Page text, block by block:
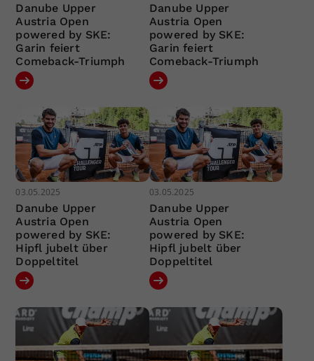
Danube Upper
Austria Open
powered by SKE:
Garin feiert
Comeback-Triumph
Danube Upper
Austria Open
powered by SKE:
Garin feiert
Comeback-Triumph
03.05.2025
Danube Upper
Austria Open
powered by SKE:
Hipfl jubelt über
Doppeltitel
03.05.2025
Danube Upper
Austria Open
powered by SKE:
Hipfl jubelt über
Doppeltitel